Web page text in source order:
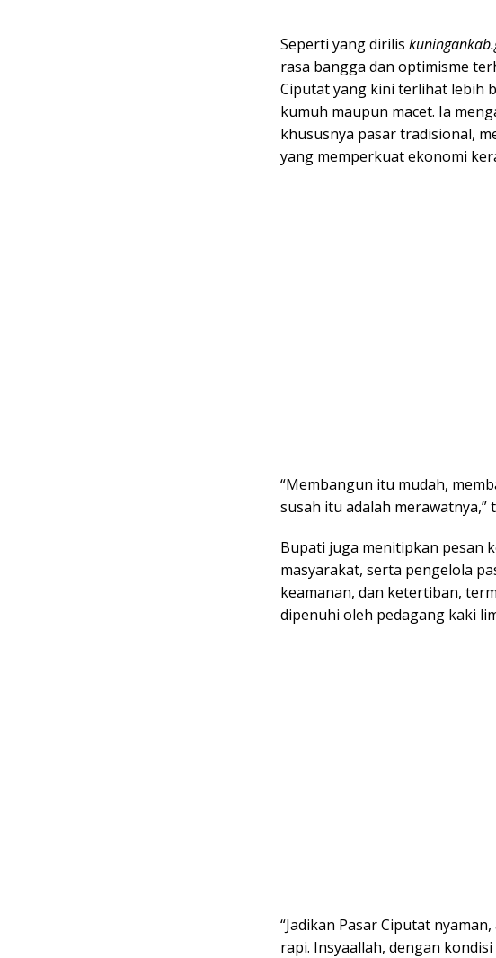
Seperti yang dirilis
rasa bangga dan optimisme
Ciputat yang kini terlihat lebih
kumuh maupun macet. Ia
khususnya pasar tradisional,
yang memperkuat ekonomi
“Membangun itu mudah,
susah itu adalah merawatnya,”
Bupati juga menitipkan pesan
masyarakat, serta pengelola
keamanan, dan ketertiban,
dipenuhi oleh pedagang kaki
“Jadikan Pasar Ciputat
rapi. Insyaallah, dengan